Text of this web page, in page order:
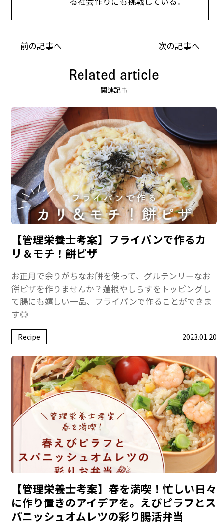
前の記事へ 次の記事へ
Related article
関連記事
【管理栄養士考案】フライパンで作るカ
リ＆モチ！餅ピザ
お正月で余りがちなお餅を使って、グルテンリーなお
餅ピザを作りませんか？蓮根やしらすをトッピングし
て腸にも嬉しい一品、フライパンで作ることができま
す◎
Recipe 2023.01.20
【管理栄養士考案】春を満喫！忙しい日々
に作り置きのアイデアを。えびピラフとス
パニッシュオムレツの彩り腸活弁当